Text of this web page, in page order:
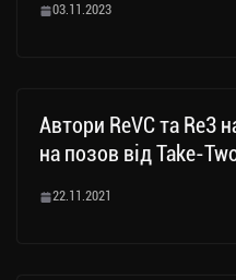
03.11.2023
Автори ReVC та Re3
на позов від Take-
22.11.2021